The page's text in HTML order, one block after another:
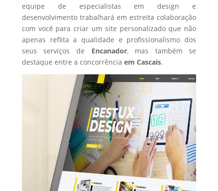
equipe de especialistas em design e
desenvolvimento trabalhará em estreita colaboração
com você para criar um site personalizado que não
apenas reflita a qualidade e profissionalismo dos
seus serviços de Encanador, mas também se
destaque entre a concorrência em Cascais.